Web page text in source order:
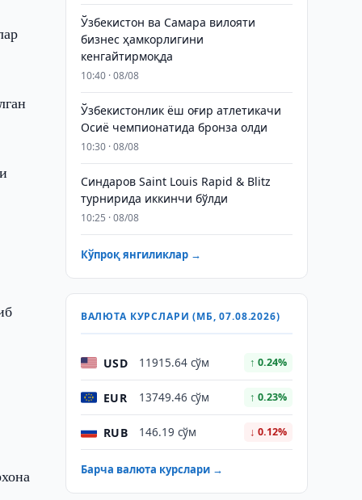
Ўзбекистон ва Самара вилояти
бизнес ҳамкорлигини
кенгайтирмоқда
10:40 · 08/08
Ўзбекистонлик ёш оғир атлетикачи
Осиё чемпионатида бронза олди
10:30 · 08/08
Синдаров Saint Louis Rapid & Blitz
турнирида иккинчи бўлди
10:25 · 08/08
Кўпроқ янгиликлар →
ВАЛЮТА КУРСЛАРИ (МБ, 07.08.2026)
USD 11915.64 сўм ↑ 0.24%
EUR 13749.46 сўм ↑ 0.23%
RUB 146.19 сўм ↓ 0.12%
Барча валюта курслари →